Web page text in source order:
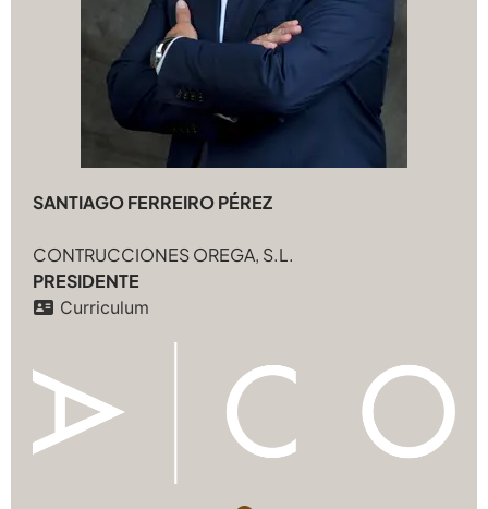
SANTIAGO FERREIRO PÉREZ
CONTRUCCIONES OREGA, S.L.
PRESIDENTE
Curriculum